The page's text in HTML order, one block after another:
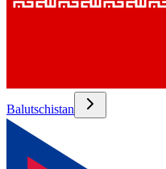
Balutschistan